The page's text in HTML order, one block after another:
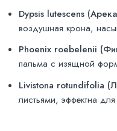
Dypsis lutescens
воздушная крона,
Phoenix roebelenii
пальма с изящной
Livistona rotundifolia
листьями, эффектна